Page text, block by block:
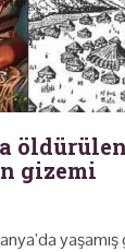
gizemi
yaşamış